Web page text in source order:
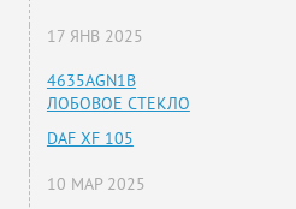
17 ЯНВ 2025
4635AGN1B
ЛОБОВОЕ СТЕКЛО
DAF XF 105
10 МАР 2025